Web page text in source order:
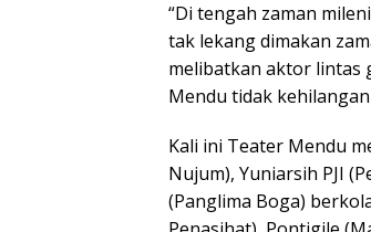
“Di tengah zaman
tak lekang dimakan
melibatkan aktor lintas
Mendu tidak
Kali ini Teater Mendu
Nujum), Yuniarsih PJI
(Panglima Boga)